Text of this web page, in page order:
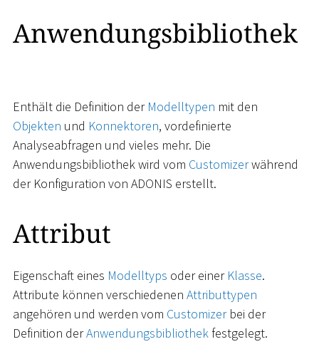
Anwendungsbibliothek
Enthält die Definition der Modelltypen mit den
Objekten und Konnektoren, vordefinierte
Analyseabfragen und vieles mehr. Die
Anwendungsbibliothek wird vom Customizerwährend
der Konfiguration von ADONIS erstellt.
Attribut
Eigenschaft eines Modelltyps oder einer Klasse.
Attribute können verschiedenen Attributtypen
angehören und werden vom Customizerbei der
Definition derAnwendungsbibliothek festgelegt.